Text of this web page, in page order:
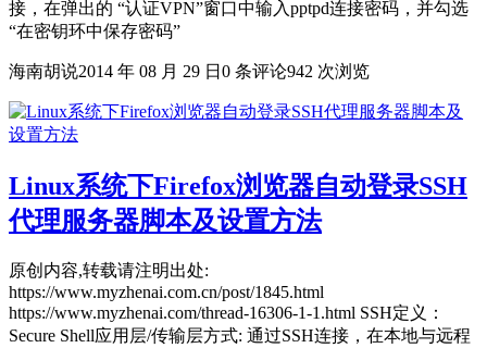
接，在弹出的 “认证VPN”窗口中输入pptpd连接密码，并勾选
“在密钥环中保存密码”
海南胡说2014 年 08 月 29 日 0 条评论942 次浏览
Linux系统下Firefox浏览器自动登录SSH
代理服务器脚本及设置方法
原创内容,转载请注明出处:
https://www.myzhenai.com.cn/post/1845.html
https://www.myzhenai.com/thread-16306-1-1.html SSH定义：
Secure Shell应用层/传输层方式: 通过SSH连接，在本地与远程